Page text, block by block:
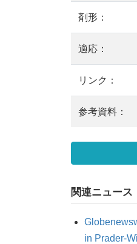
剤形：
適応：
リンク：
参考資料：
関連ニュース
in Prader-